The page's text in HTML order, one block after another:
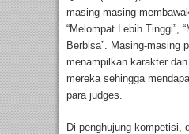
masing-masing
“Melompat Lebih Tinggi”,
Berbisa”. Masing-masing
menampilkan karakter
mereka sehingga
para judges.
Di penghujung kompetisi,